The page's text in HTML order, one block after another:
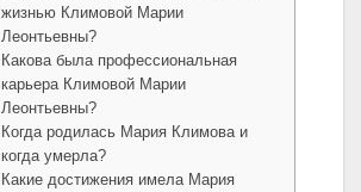
жизнью Климовой Марии
Леонтьевны?
Какова была профессиональная
карьера Климовой Марии
Леонтьевны?
Когда родилась Мария Климова и
когда умерла?
Какие достижения имела Мария